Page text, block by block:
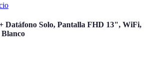
Datáfono Solo, Pantalla FHD 13", WiFi,